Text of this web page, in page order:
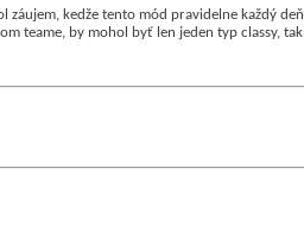
kedže tento mód pravidelne každý
teame, by mohol byť len jeden typ classy,